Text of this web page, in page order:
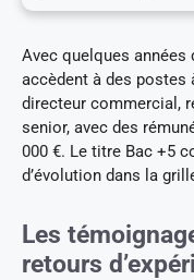
Avec quelques années
accèdent à des
directeur commercial,
senior, avec des
000 €. Le titre Bac +5
d’évolution dans la
Les
retours